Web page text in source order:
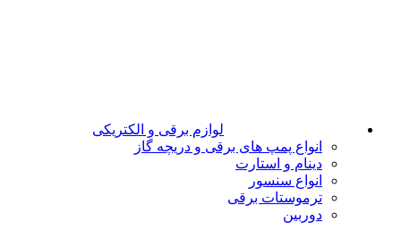
لوازم برقی و الکتریکی
انواع پمپ های برقی و دریچه گاز
دینام و استارت
انواع سنسور
ترموستات برقی
دوربین